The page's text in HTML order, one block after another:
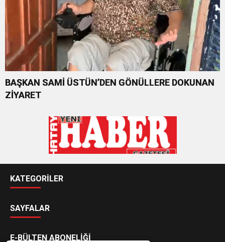
BAŞKAN SAMİ ÜSTÜN’DEN GÖNÜLLERE DOKUNAN
ZİYARET
KATEGORİLER
SAYFALAR
E-BÜLTEN ABONELİĞİ